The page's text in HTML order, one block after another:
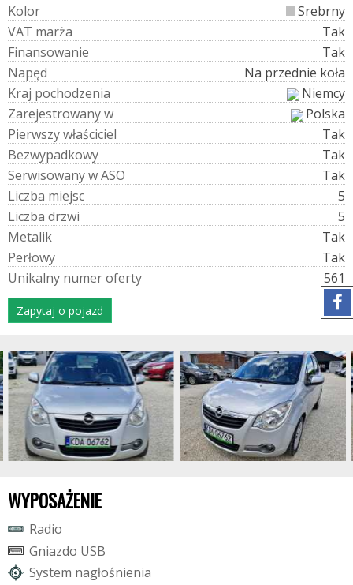
Kolor
Srebrny
VAT marża
Tak
Finansowanie
Tak
Napęd
Na przednie koła
Kraj pochodzenia
Niemcy
Zarejestrowanyw
Polska
Pierwszywłaściciel
Tak
Bezwypadkowy
Tak
SerwisowanywASO
Tak
Liczba miejsc
5
Liczba drzwi
5
Metalik
Tak
Perłowy
Tak
Unikalny numeroferty 561
Zapytaj o pojazd
WYPOSAŻENIE
Radio
Gniazdo USB
System nagłośnienia